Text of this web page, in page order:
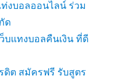
ท่งบอลออนไลน์ ร่วม
ด
บแทงบอลคืนเงิน ที่ดี
ดิต สมัครฟรี รับสูตร